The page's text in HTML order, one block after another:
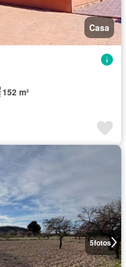
Casa
152 m²
5fotos